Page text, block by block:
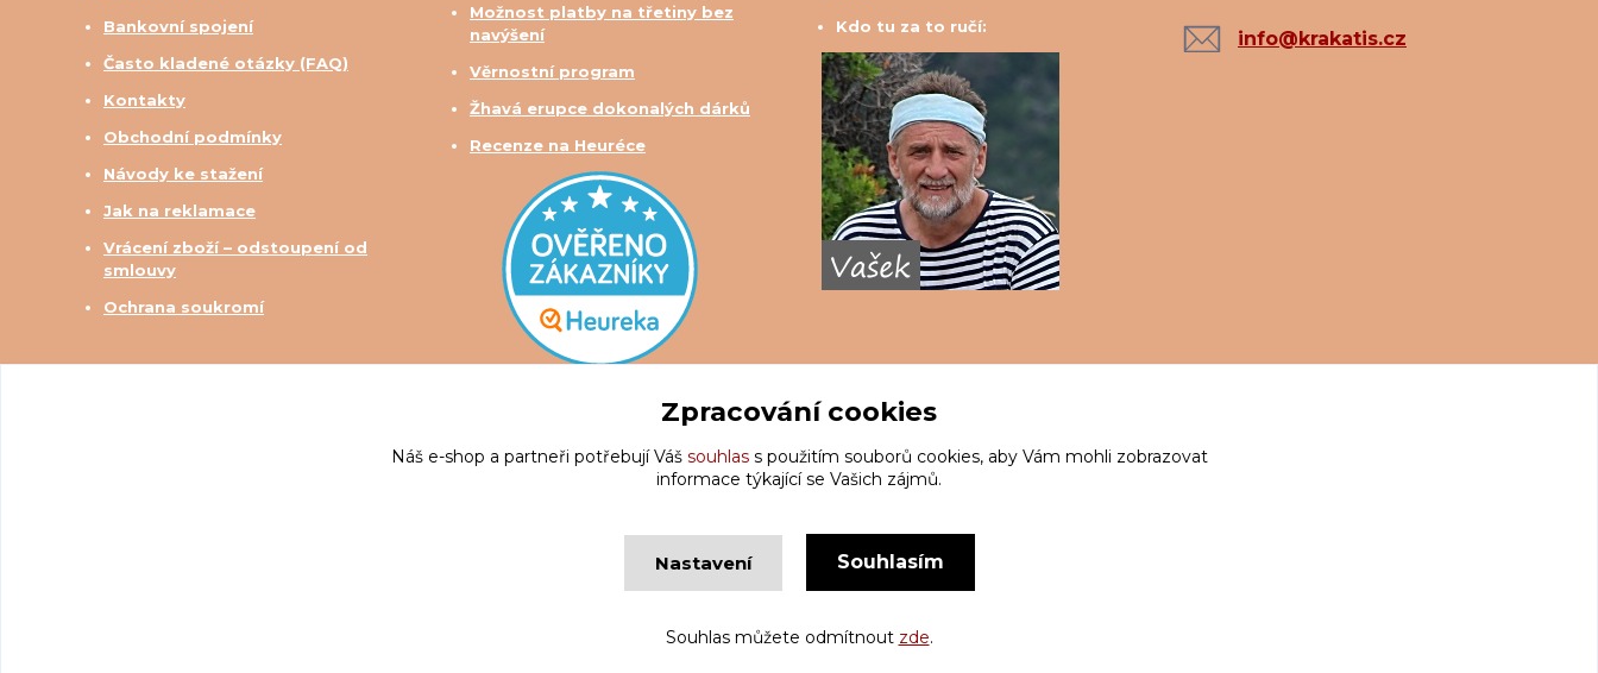
Bankovní spojení
Často kladené otázky (FAQ)
Kontakty
Obchodní podmínky
Návody ke stažení
Jak na reklamace
Vrácení zboží – odstoupení od
smlouvy
Ochrana soukromí
Možnost platby na třetiny bez
navýšení
Věrnostní program
Žhavá erupce dokonalých dárků
Recenze na Heuréce
Kdo tu za to ručí:
info@krakatis.cz
Zpracování cookies
Náš e-shop a partneři potřebují Váš souhlass použitím souborů cookies, aby Vám mohli zobrazovat
informace týkající se Vašich zájmů.
Nastavení Souhlasím
Souhlas můžete odmítnout zde.